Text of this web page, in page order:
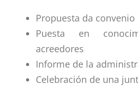
Propuesta da convenio
Puesta en
acreedores
Informe de la
Celebración de una